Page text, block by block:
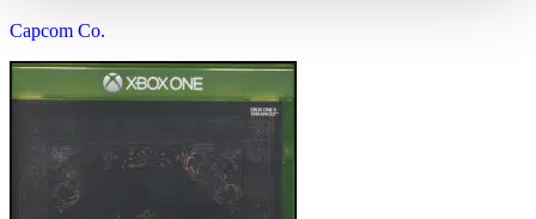
Capcom Co.